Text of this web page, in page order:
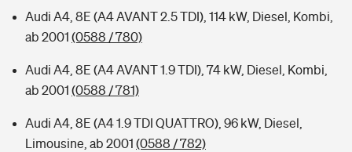
Audi A4, 8E (A4 AVANT 2.5 TDI), 114 kW, Diesel, Kombi,
ab 2001 (0588 / 780)
Audi A4, 8E (A4 AVANT 1.9 TDI), 74 kW, Diesel, Kombi,
ab 2001 (0588 / 781)
Audi A4, 8E (A4 1.9 TDI QUATTRO), 96 kW, Diesel,
Limousine, ab 2001 (0588 / 782)